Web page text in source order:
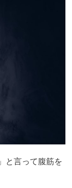
と言って腹筋を